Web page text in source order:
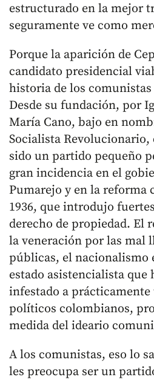
estructurado en la mejor
seguramente ve como
Porque la aparición de
candidato presidencial
historia de los
Desde su fundación, por
María Cano, bajo en
Socialista
sido un partido pequeño
gran incidencia en el
Pumarejo y en la reforma
1936, que introdujo
derecho de propiedad. El
la veneración por las mal
públicas, el nacionalismo
estado asistencialista
infestado a
políticos colombianos,
medida del ideario
A los comunistas, eso lo
les preocupa ser un